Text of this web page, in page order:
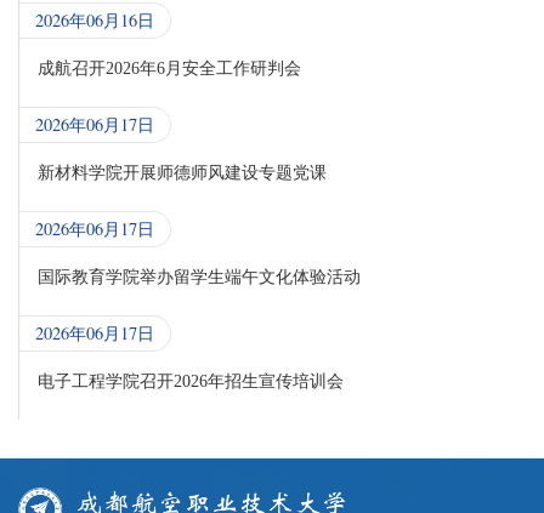
2026年06月16日
成航召开2026年6月安全工作研判会
2026年06月17日
新材料学院开展师德师风建设专题党课
2026年06月17日
国际教育学院举办留学生端午文化体验活动
2026年06月17日
电子工程学院召开2026年招生宣传培训会